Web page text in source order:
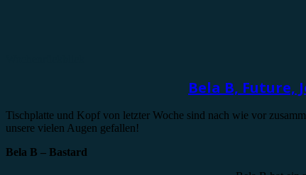
Bela B, Future,
Tischplatte und Kopf von letzter Woche sind nach wie vor
unsere vielen Augen gefallen!
Bela B – Bastard